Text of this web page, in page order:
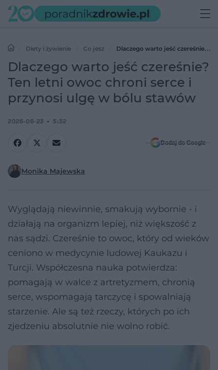
Diety i żywienie Co jesz
Dlaczego warto jeść czereśnie?
Ten letni owoc chroni serce i przynosi ulgę w bólu stawów
Dlaczego warto jeść czereśnie?
Ten letni owoc chroni serce i
przynosi ulgę w bólu stawów
2026-06-23 5:32
Dodaj do Google
Monika Majewska
Wyglądają niewinnie, smakują wybornie - i
działają na organizm lepiej, niż większość z
nas sądzi. Czereśnie to owoc, który od wieków
ceniono w medycynie ludowej Kaukazu i
Turcji. Współczesna nauka potwierdza:
pomagają w walce z artretyzmem, chronią
serce, wspomagają tarczycę i spowalniają
starzenie. Ale są też rzeczy, których po ich
zjedzeniu absolutnie nie wolno robić.